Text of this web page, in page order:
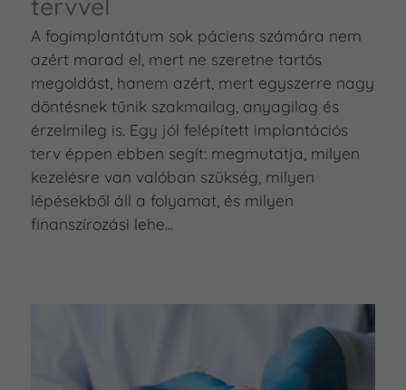
A fogimplantátum sok páciens számára nem
azért marad el, mert ne szeretne tartós
megoldást, hanem azért, mert egyszerre nagy
döntésnek tűnik szakmailag, anyagilag és
érzelmileg is. Egy jól felépített implantációs
terv éppen ebben segít: megmutatja, milyen
kezelésre van valóban szükség, milyen
lépésekből áll a folyamat, és milyen
finanszírozási lehe...